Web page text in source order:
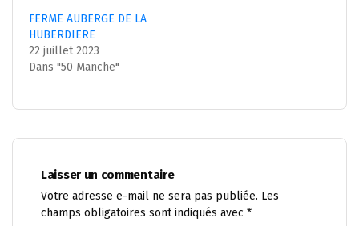
FERME AUBERGE DE LA
HUBERDIERE
22 juillet 2023
Dans "50 Manche"
Laisser un commentaire
Votre adresse e-mail ne sera pas publiée. Les
champs obligatoires sont indiqués avec *